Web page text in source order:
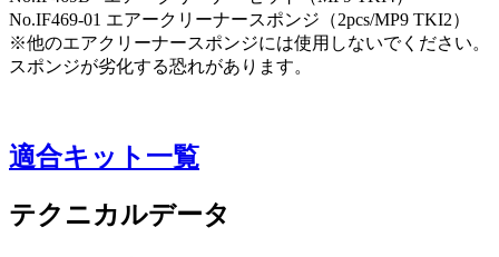
No.IF469-01 エアークリーナースポンジ（2pcs/MP9 TKI2）
※他のエアクリーナースポンジには使用しないでください。
スポンジが劣化する恐れがあります。
適合キット一覧
テクニカルデータ